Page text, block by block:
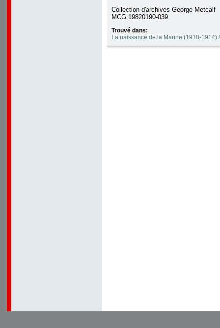
Collection d'archives George-Metcalf
MCG 19820190-039
Trouvé dans:
La naissance de la Marine (1910-1914)